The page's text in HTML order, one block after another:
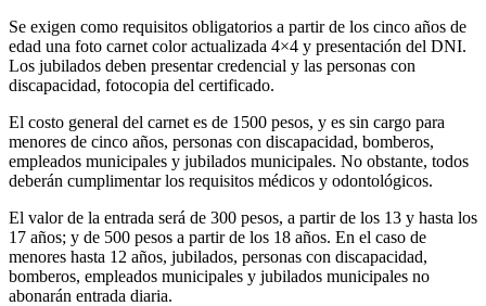
Se exigen como requisitos obligatorios a partir de los cinco años de
edad una foto carnet color actualizada 4×4 y presentación del DNI.
Los jubilados deben presentar credencial y las personas con
discapacidad, fotocopia del certificado.
El costo general del carnet es de 1500 pesos, y es sin cargo para
menores de cinco años, personas con discapacidad, bomberos,
empleados municipales y jubilados municipales. No obstante, todos
deberán cumplimentar los requisitos médicos y odontológicos.
El valor de la entrada será de 300 pesos, a partir de los 13 y hasta los
17 años; y de 500 pesos a partir de los 18 años. En el caso de
menores hasta 12 años, jubilados, personas con discapacidad,
bomberos, empleados municipales y jubilados municipales no
abonarán entrada diaria.